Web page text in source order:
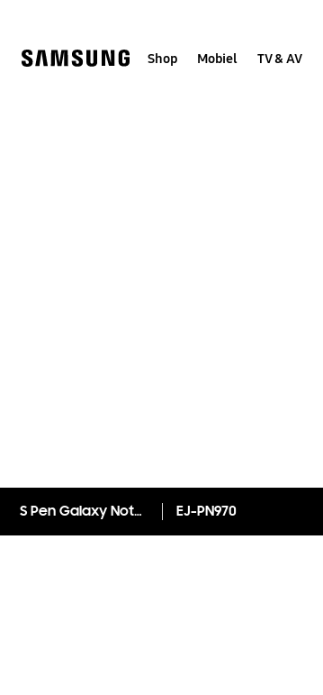
Shop Mobiel TV & AV
S Pen Galaxy Note10 EJ-PN970